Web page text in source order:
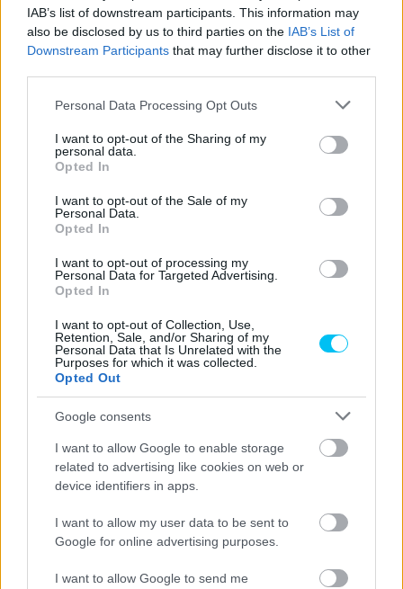
IAB’s list of downstream participants. This information may
also be disclosed by us to third parties on the IAB’s List of
Downstream Participants that may further disclose it to other
Please note that this website/app uses one or more Google
not limited to your visit or usage behaviour. You may click to
grant or deny consent to Google and its third-party tags to
use your data for below specified purposes in below Google
consent section.
Personal Data Processing Opt Outs
I want to opt-out of the Sharing of my
personal data.
Opted In
I want to opt-out of the Sale of my
Personal Data.
Opted In
I want to opt-out of processing my
Personal Data for Targeted Advertising.
Opted In
I want to opt-out of Collection, Use,
Retention, Sale, and/or Sharing of my
Personal Data that Is Unrelated with the
Purposes for which it was collected.
Opted Out
Google consents
I want to allow Google to enable storage
related to advertising like cookies on web or
device identifiers in apps.
I want to allow my user data to be sent to
Google for online advertising purposes.
I want to allow Google to send me
https://p1race.hu
Valentino Rossin nőttem fel, és szerintem ő marad "A" kedvenc
versenyzőm. De a MotoGP sem csak és kizárólag ő, hát még az
egyetemes motorversenyzés világa! Gyárilag, az egyik
végzettségem szerint olasz-spanyol szakos tanár vagyok, így
be is tudjátok viszonylag könnyen lőni, merrefelé irányul